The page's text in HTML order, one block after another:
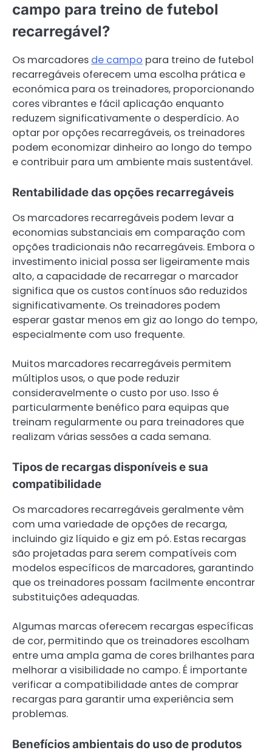
campo para treino de futebol
recarregável?
Os marcadores de campo para treino de futebol
recarregáveis oferecem uma escolha prática e
económica para os treinadores, proporcionando
cores vibrantes e fácil aplicação enquanto
reduzem significativamente o desperdício. Ao
optar por opções recarregáveis, os treinadores
podem economizar dinheiro ao longo do tempo
e contribuir para um ambiente mais sustentável.
Rentabilidade das opções recarregáveis
Os marcadores recarregáveis podem levar a
economias substanciais em comparação com
opções tradicionais não recarregáveis. Embora o
investimento inicial possa ser ligeiramente mais
alto, a capacidade de recarregar o marcador
significa que os custos contínuos são reduzidos
significativamente. Os treinadores podem
esperar gastar menos em giz ao longo do tempo,
especialmente com uso frequente.
Muitos marcadores recarregáveis permitem
múltiplos usos, o que pode reduzir
consideravelmente o custo por uso. Isso é
particularmente benéfico para equipas que
treinam regularmente ou para treinadores que
realizam várias sessões a cada semana.
Tipos de recargas disponíveis e sua
compatibilidade
Os marcadores recarregáveis geralmente vêm
com uma variedade de opções de recarga,
incluindo giz líquido e giz em pó. Estas recargas
são projetadas para serem compatíveis com
modelos específicos de marcadores, garantindo
que os treinadores possam facilmente encontrar
substituições adequadas.
Algumas marcas oferecem recargas específicas
de cor, permitindo que os treinadores escolham
entre uma ampla gama de cores brilhantes para
melhorar a visibilidade no campo. É importante
verificar a compatibilidade antes de comprar
recargas para garantir uma experiência sem
problemas.
Benefícios ambientais do uso de produtos